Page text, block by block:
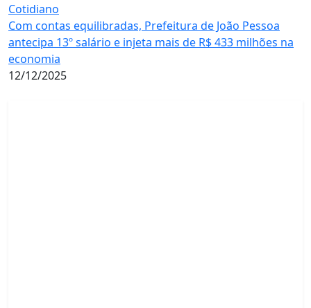
Cotidiano
Com contas equilibradas, Prefeitura de João Pessoa
antecipa 13º salário e injeta mais de R$ 433 milhões na
economia
12/12/2025